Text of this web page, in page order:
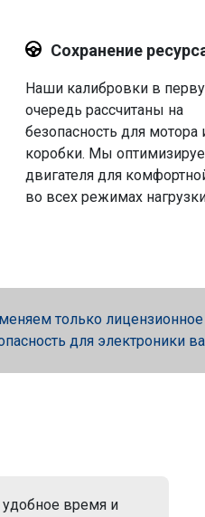
Сохранение
Наши калибровки в
очередь рассчитаны на
безопасность для мотора
коробки. Мы
двигателя для
во всех режимах
только лицензионное
для электроники
время и